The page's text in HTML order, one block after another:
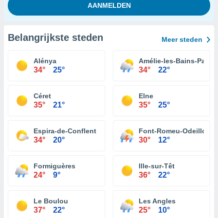
Belangrijkste steden Meer steden
Alénya
34° 25°
Amélie-les-Bains-
34° 22°
Céret
35° 21°
Elne
35° 25°
Espira-de-Conflent
34° 20°
Font-Romeu-Odeillo-
30° 12°
Formiguères
24° 9°
Ille-sur-Têt
36° 22°
Le Boulou
37° 22°
Les Angles
25° 10°